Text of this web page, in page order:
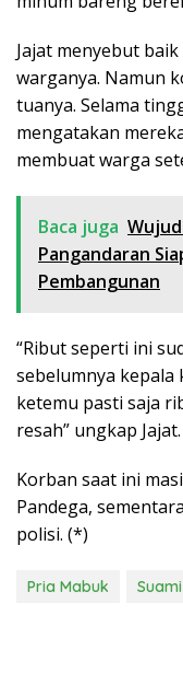
Jajat menyebut
warganya. Namun
tuanya. Selama
mengatakan
membuat warga
Baca juga
Pangandaran
Pembangunan
“Ribut seperti ini
sebelumnya
ketemu pasti saja
resah” ungkap Jajat.
Korban saat ini
Pandega,
polisi. (*)
Pria Mabuk